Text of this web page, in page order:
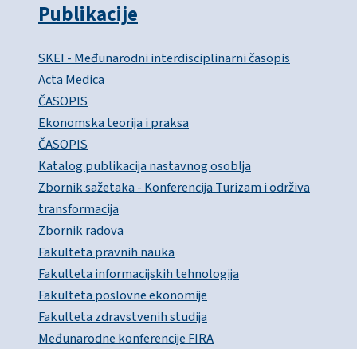
Publikacije
SKEI - Međunarodni interdisciplinarni časopis
Acta Medica
ČASOPIS
Ekonomska teorija i praksa
ČASOPIS
Katalog publikacija nastavnog osoblja
Zbornik sažetaka - Konferencija Turizam i održiva
transformacija
Zbornik radova
Fakulteta pravnih nauka
Fakulteta informacijskih tehnologija
Fakulteta poslovne ekonomije
Fakulteta zdravstvenih studija
Međunarodne konferencije FIRA